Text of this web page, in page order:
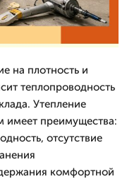
на плотность и
теплопроводность
Утепление
имеет преимущества:
отсутствие
комфортной